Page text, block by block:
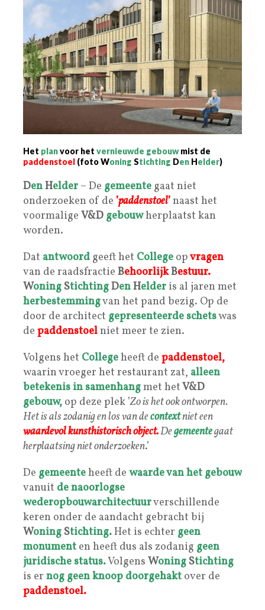
Het planvoor het vernieuwde gebouwmist de
paddenstoel (fotoWoning Stichting Den Helder)
DenHelder – De gemeente gaat niet
onderzoeken of de ’paddenstoel’naast het
voormalige V&D gebouwherplaatst kan
worden.
Dat antwoord geeft het College opvragen
van de raadsfractie BehoorlijkBestuur.
Woning StichtingDenHelder is al jaren met
herbestemmingvan het pand bezig. Op de
door de architect gepresenteerde schetswas
de paddenstoelniet meer te zien.
Volgens het Collegeheeft de paddenstoel,
waarin vroeger het restaurant zat, alleen
betekenis in samenhangmet hetV&D
gebouw, op deze plek ’Zo is het ook ontworpen.
Het is als zodanig en los van decontextniet een
waardevol kunsthistorisch object.Degemeentegaat
herplaatsing niet onderzoeken.’
De gemeenteheeft de waarde van het gebouw
vanuit de naoorlogse
wederopbouwarchitectuurverschillende
keren onder de aandacht gebracht bij
Woning Stichting.Het is echter geen
monument en heeft dus als zodanig geen
juridische status.Volgens Woning Stichting
is er nog geenknoop doorgehakt over de
paddenstoel.